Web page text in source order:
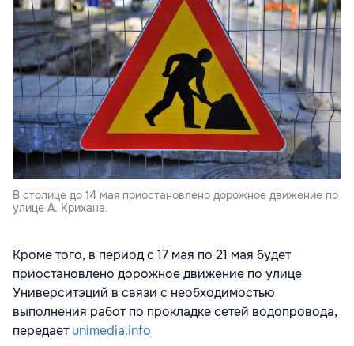
В столице до 14 мая приостановлено дорожное движение по
улице А. Крихана.
Кроме того, в период с 17 мая по 21 мая будет
приостановлено дорожное движение по улице
Университэций в связи с необходимостью
выполнения работ по прокладке сетей водопровода,
передаетunimedia.info